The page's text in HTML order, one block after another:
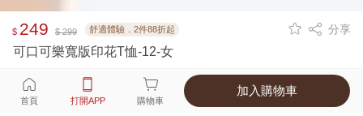
$ 249 $ 299 舒適體驗．2件88折起 分享
可口可樂寬版印花T恤-12-女
選擇 顏色 尺寸
首頁 打開APP 購物車
加入購物車